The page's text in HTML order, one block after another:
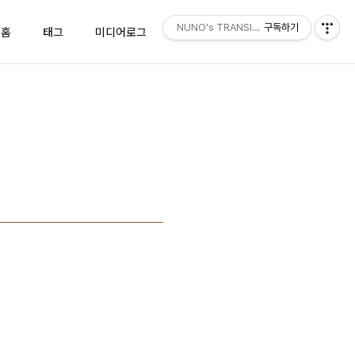
홈 태그 미디어로그 위치로그 방명록
NUNO's TRANSISTOR구독하기